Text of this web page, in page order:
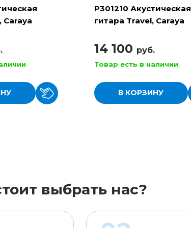
Caraya
P301210 Акустическая
гитара Travel, Caraya
14 100 руб.
Товар есть в наличии
В КОРЗИНУ
выбрать нас?